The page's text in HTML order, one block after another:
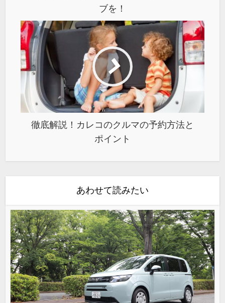
ブを！
徹底解説！カレコのクルマの予約方法と
ポイント
あわせて読みたい